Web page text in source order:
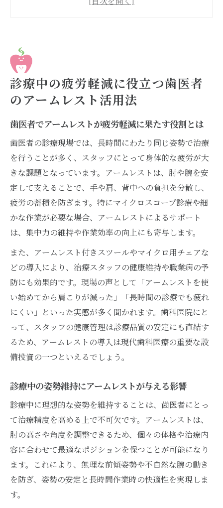
スト活用術
アームレスト導入で診療効率が向上する理
由
歯医者の快適な診療環境づくりに欠かせないア
ームレストの特長
歯医者の診療環境を支えるアームレストの
特長解説
アームレストが快適性向上に貢献するポイ
ント
歯医者におけるアームレストの調整機能と
使い勝手
診療現場で選ばれるアームレストのデザイ
ンと利便性
マイクロ用チェアと相性の良いアームレス
トの特徴
アームレスト導入で変わる歯医者の働きやすさ
と健康管理
歯医者の健康管理に役立つアームレストの
働きやすい歯医者を実現するアームレスト
活用法
スタッフの身体負担軽減にアームレストが
与える影響
歯医者の作業姿勢改善とアームレストの関
連性
アームレスト採用で変わるチームの健康意
診療中の疲労軽減に役立つ歯医者
のアームレスト活用法
歯医者でアームレストが疲労軽減に果たす役割とは
歯医者の診療現場では、長時間にわたり同じ姿勢で治療
を行うことが多く、スタッフにとって身体的な疲労が大
きな課題となっています。アームレストは、肘や腕を安
定して支えることで、手や肩、背中への負担を分散し、
疲労の蓄積を防ぎます。特にマイクロスコープ診療や細
かな作業が必要な場合、アームレストによるサポート
は、集中力の維持や作業効率の向上にも寄与します。
また、アームレスト付きスツールやマイクロ用チェアな
どの導入により、治療スタッフの健康維持や職業病の予
防にも効果的です。現場の声として「アームレストを使
い始めてから肩こりが減った」「長時間の診療でも疲れ
にくい」といった実感が多く聞かれます。歯科医院にと
って、スタッフの健康管理は診療品質の安定にも直結す
るため、アームレストの導入は現代歯科医療の重要な設
備投資の一つといえるでしょう。
診療中の姿勢維持にアームレストが与える影響
診療中に理想的な姿勢を維持することは、歯医者にとっ
て治療精度を高める上で不可欠です。アームレストは、
肘の高さや角度を調整できるため、個々の体格や治療内
容に合わせて最適なポジションを保つことが可能になり
ます。これにより、無理な前傾姿勢や不自然な腕の動き
を防ぎ、姿勢の安定と長時間作業時の快適性を実現しま
す。